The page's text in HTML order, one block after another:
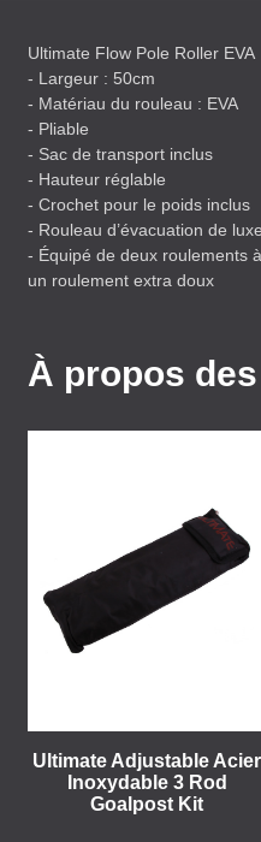
Ultimate Flow Pole Roller EVA
- Largeur : 50cm
- Matériau du rouleau : EVA
- Pliable
- Sac de transport inclus
- Hauteur réglable
- Crochet pour le poids inclus
- Rouleau d’évacuation de
- Équipé de deux roulements
un roulement extra doux
À propos
Ultimate Adjustable Acier
Inoxydable 3 Rod
Goalpost Kit